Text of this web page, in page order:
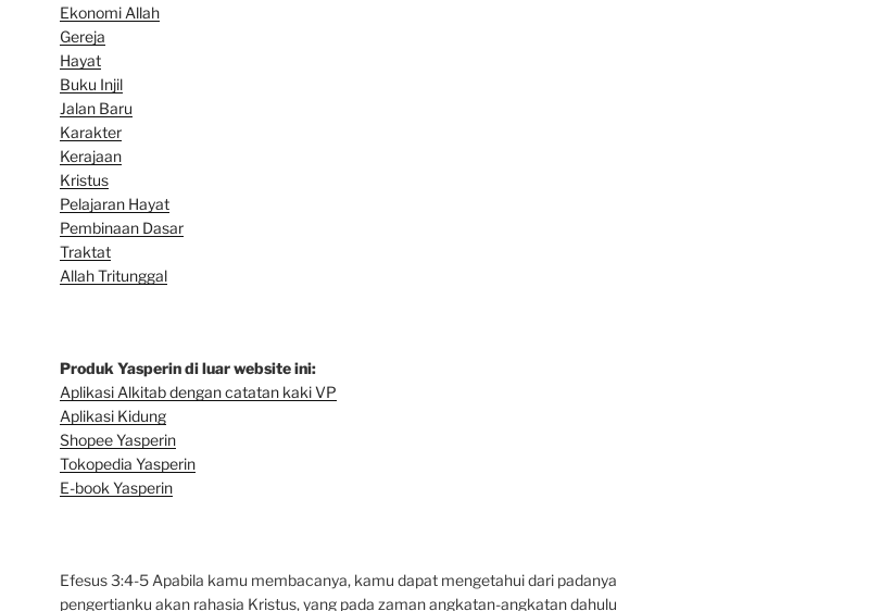
Ekonomi Allah
Gereja
Hayat
Buku Injil
Jalan Baru
Karakter
Kerajaan
Kristus
Pelajaran Hayat
Pembinaan Dasar
Traktat
Allah Tritunggal
Produk Yasperin di luar website ini:
Aplikasi Alkitab dengan catatan kaki VP
Aplikasi Kidung
Shopee Yasperin
Tokopedia Yasperin
E-book Yasperin
Efesus 3:4-5 Apabila kamu membacanya, kamu dapat mengetahui dari padanya
pengertianku akan rahasia Kristus, yang pada zaman angkatan-angkatan dahulu